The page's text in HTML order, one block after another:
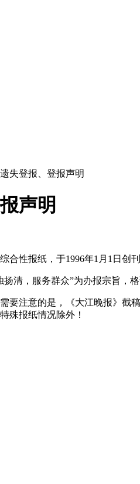
失登报、登报声明
声明
性报纸，于1996年1月1日创刊
清，服务群众”为办报宗旨，
注意的是，《大江晚报》截
殊报纸情况除外！